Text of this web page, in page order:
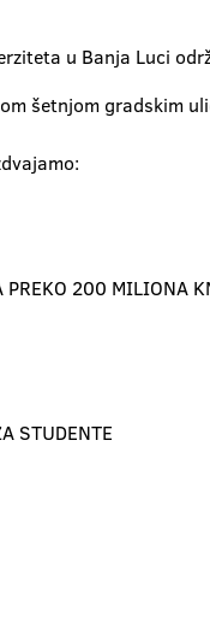
u Banja Luci
šetnjom gradskim
PREKO 200 MILIONA
STUDENTE